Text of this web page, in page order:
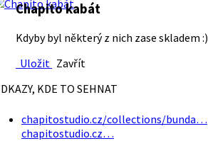
Chapito kabát
Kdyby byl některý z nich zase skladem :)
Uložit Zavřít
KDE TO SEHNAT
chapitostudio.cz/collections/bunda…
chapitostudio.cz…